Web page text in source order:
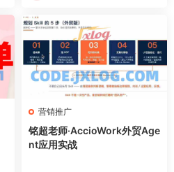
营销推广
铭超老师·AccioWork外贸Age
nt应用实战